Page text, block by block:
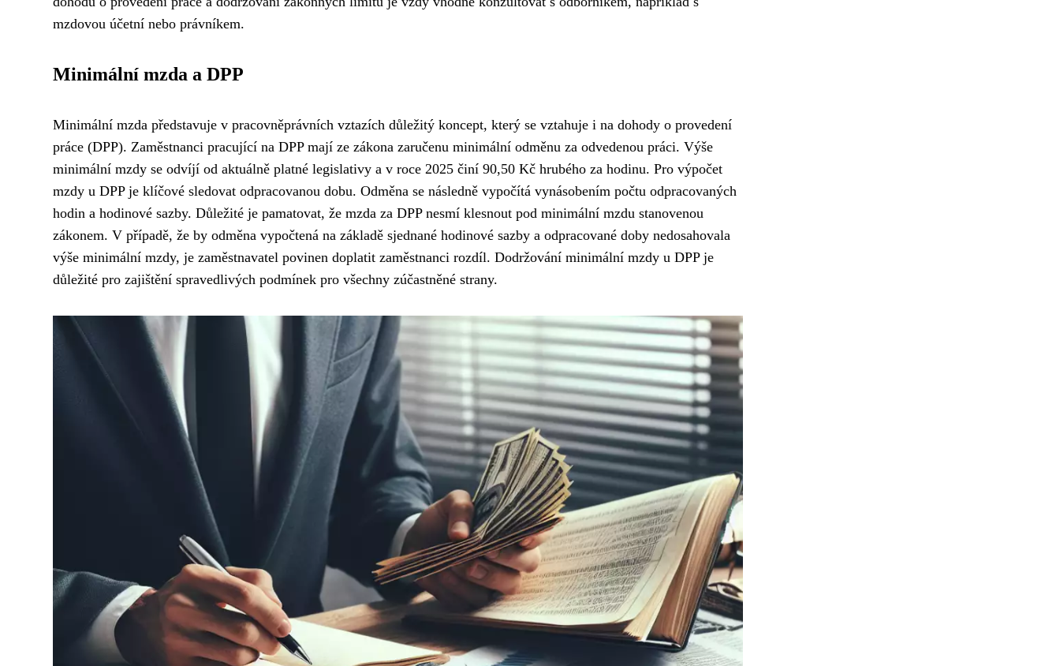
mzdovou účetní nebo právníkem.
Minimální mzda a DPP
Minimální mzda představuje v pracovněprávních vztazích důležitý koncept, který se vztahuje i na dohody o provedení
práce (DPP). Zaměstnanci pracující na DPP mají ze zákona zaručenu minimální odměnu za odvedenou práci. Výše
minimální mzdy se odvíjí od aktuálně platné legislativy a v roce 2025 činí 90,50 Kč hrubého za hodinu. Pro výpočet
mzdy u DPP je klíčové sledovat odpracovanou dobu. Odměna se následně vypočítá vynásobením počtu odpracovaných
hodin a hodinové sazby. Důležité je pamatovat, že mzda za DPP nesmí klesnout pod minimální mzdu stanovenou
zákonem. V případě, že by odměna vypočtená na základě sjednané hodinové sazby a odpracované doby nedosahovala
výše minimální mzdy, je zaměstnavatel povinen doplatit zaměstnanci rozdíl. Dodržování minimální mzdy u DPP je
důležité pro zajištění spravedlivých podmínek pro všechny zúčastněné strany.